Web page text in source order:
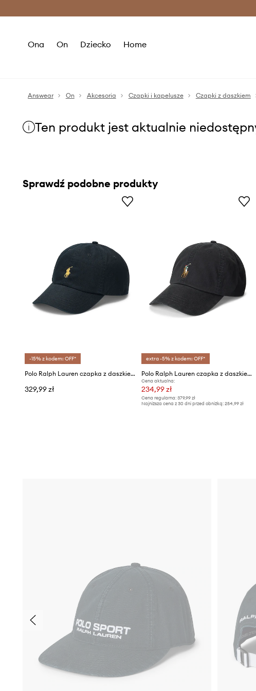
Ona On Dziecko Home
Answear On Akcesoria Czapki i kapelusze Czapki z daszkiem
Ten produkt jest aktualnie
Sprawdź podobne produkty
-15% z kodem: OFF*
Polo Ralph Lauren czapka z daszkiem bawełniana
329,99 zł
extra -5% z kodem: OFF*
Polo Ralph Lauren czapka z daszkiem
Cena aktualna:
234,99 zł
Cena regularna:379,99 zł
Najniższa cena z 30 dni przed obniżką:254,99 zł